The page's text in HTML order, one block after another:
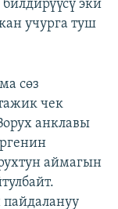
эки
учурга туш
сөз
чек
анклавы
аймагын
пайдалануу